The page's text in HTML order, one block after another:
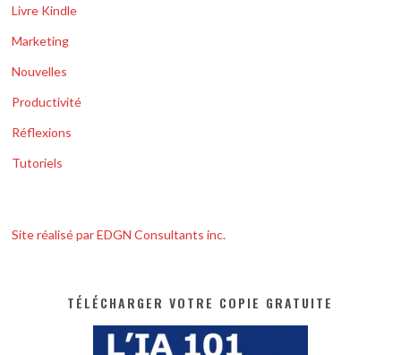
Livre Kindle
Marketing
Nouvelles
Productivité
Réflexions
Tutoriels
Site réalisé par EDGN Consultants inc.
TÉLÉCHARGER VOTRE COPIE GRATUITE